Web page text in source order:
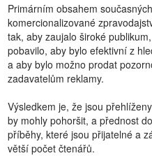
Primárním obsahem
komercionalizované
tak, aby zaujalo široké
pobavilo, aby bylo efektivní z
a aby bylo možno prodat
zadavatelům reklamy.
Výsledkem je, že jsou
by mohly pohoršit, a přednost
příběhy, které jsou přijatelné a
větší počet čtenářů.